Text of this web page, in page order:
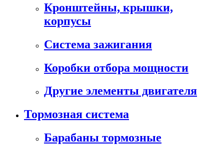
Кронштейны, крышки,
корпусы
Cистема зажигания
Коробки отбора мощности
Другие элементы двигателя
Тормозная система
Барабаны тормозные